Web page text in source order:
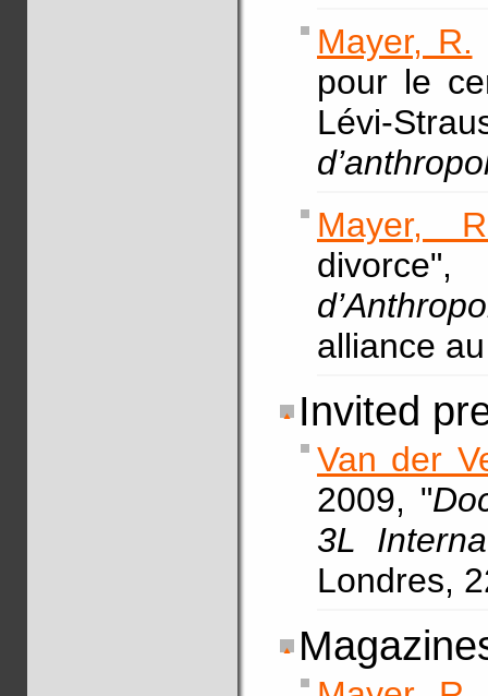
Mayer, R.
pour le
Lévi-
Mayer,
alliance
Invited
Van der
2009, "
3L
Londres,